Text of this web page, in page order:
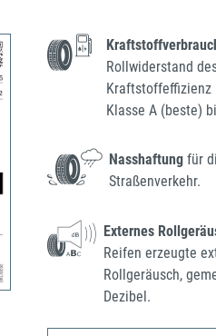
Rollwiderstand
Kraftstoffeffizienz
Klasse A (beste)
Nasshaftung für
Straßenverkehr.
Externes
Reifen erzeugte
Rollgeräusch,
Dezibel.